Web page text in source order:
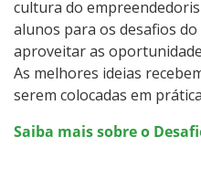
cultura do
alunos para os desafios
aproveitar as
As melhores ideias
serem colocadas em
Saiba mais sobre o